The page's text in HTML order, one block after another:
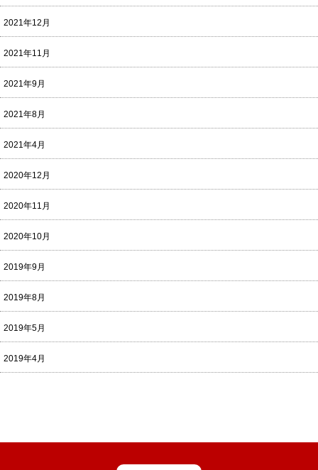
2021年12月
2021年11月
2021年9月
2021年8月
2021年4月
2020年12月
2020年11月
2020年10月
2019年9月
2019年8月
2019年5月
2019年4月